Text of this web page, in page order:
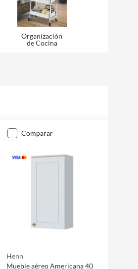
Organización
de Cocina
comparar
Henn
Mueble aéreo Americana 40